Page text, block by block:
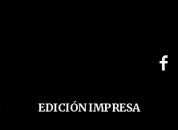
EDICIÓN IMPRESA